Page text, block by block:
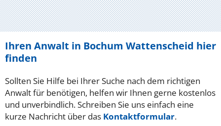
Ihren Anwalt in Bochum Wattenscheid hier
finden
Sollten Sie Hilfe bei Ihrer Suche nach dem richtigen
Anwalt für benötigen, helfen wir Ihnen gerne kostenlos
und unverbindlich. Schreiben Sie uns einfach eine
kurze Nachricht über das Kontaktformular.